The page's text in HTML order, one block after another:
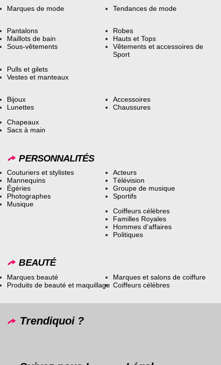
Marques de mode Tendances de mode
Pantalons
Maillots de bain
Sous-vêtements
Robes
Hauts et Tops
Vêtements et accessoires de
Sport
Pulls et gilets
Vestes et manteaux
Bijoux
Lunettes
Accessoires
Chaussures
Chapeaux
Sacs à main
PERSONNALITÉS
Couturiers et stylistes
Mannequins
Égéries
Photographes
Musique
Acteurs
Télévision
Groupe de musique
Sportifs
Coiffeurs célèbres
Familles Royales
Hommes d’affaires
Politiques
BEAUTÉ
Marques beauté
Produits de beauté et maquillage
Marques et salons de coiffure
Coiffeurs célèbres
Trendiquoi ?